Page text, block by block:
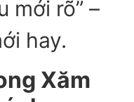
mới rõ” –
hay.
Xăm